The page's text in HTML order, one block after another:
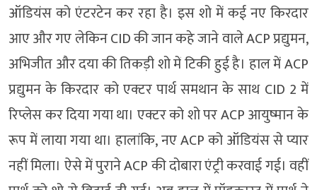
ऑडियंस को एंटरटेन कर रहा है। इस शो में कई नए किरदार
आए और गए लेकिन CID की जान कहे जाने वाले ACP प्रद्युमन,
अभिजीत और दया की तिकड़ी शो में टिकी हुई है। हाल में ACP
प्रद्युमन के किरदार को एक्टर पार्थ समथान के साथ CID 2 में
रिप्लेस कर दिया गया था। एक्टर को शो पर ACP आयुष्मान के
रूप में लाया गया था। हालांकि, नए ACP को ऑडियंस से प्यार
नहीं मिला। ऐसे में पुराने ACP की दोबारा एंट्री करवाई गई। वहीं